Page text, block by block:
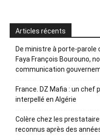
Articles récents
De ministre à porte-parole
Faya François Bourouno,
communication
France. DZ Mafia : un chef
interpellé en Algérie
Colère chez les
reconnus après des